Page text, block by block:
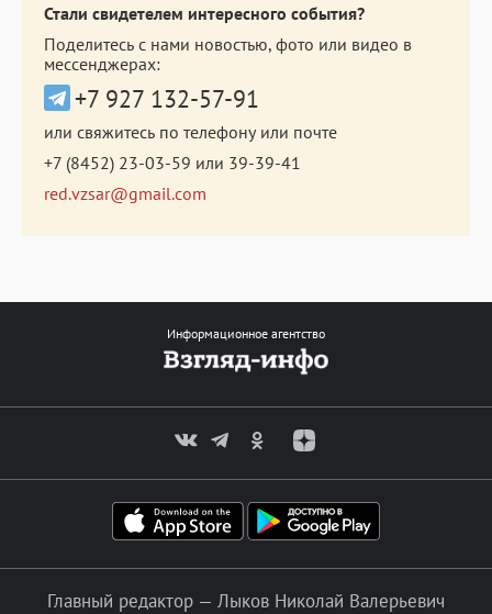
Стали свидетелем интересного события?
Поделитесь с нами новостью, фото или видео в
мессенджерах:
+7 927 132-57-91
или свяжитесь по телефону или почте
+7 (8452) 23-03-59 или 39-39-41
red.vzsar@gmail.com
Информационное агентство
Главный редактор — Лыков Николай Валерьевич